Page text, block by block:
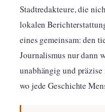
Stadtredakteure, die
lokalen
eines gemeinsam: den
Journalismus nur dann
unabhängig und
wo jede Geschichte